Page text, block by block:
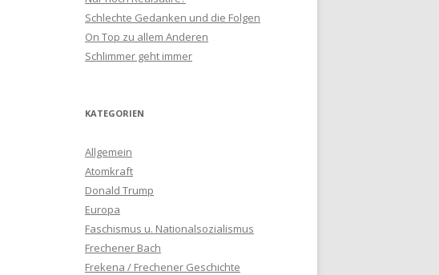
Schlechte Gedanken und die Folgen
On Top zu allem Anderen
Schlimmer geht immer
KATEGORIEN
Allgemein
Atomkraft
Donald Trump
Europa
Faschismus u. Nationalsozialismus
Frechener Bach
Frekena / Frechener Geschichte